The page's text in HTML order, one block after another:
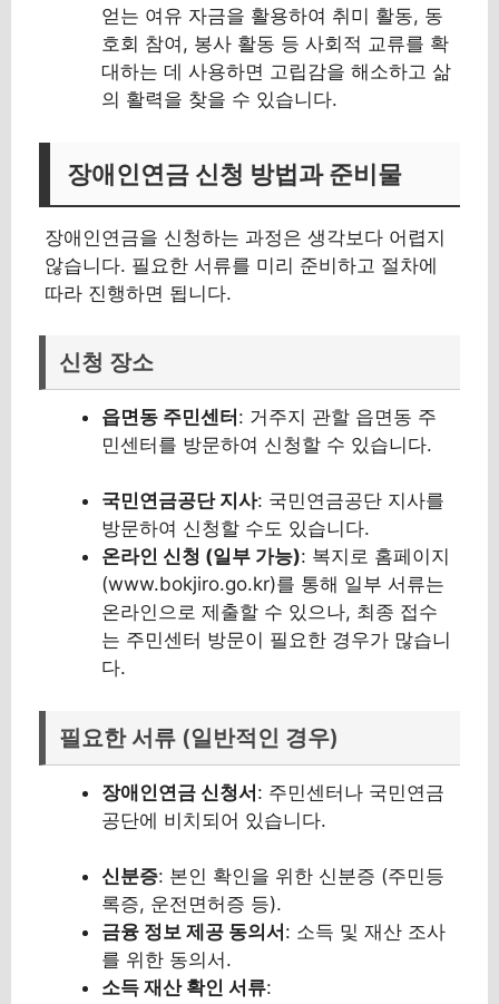
얻는 여유 자금을 활용하여 취미 활동, 동
호회 참여, 봉사 활동 등 사회적 교류를 확
대하는 데 사용하면 고립감을 해소하고 삶
의 활력을 찾을 수 있습니다.
장애인연금 신청 방법과 준비물
장애인연금을 신청하는 과정은 생각보다 어렵지
않습니다. 필요한 서류를 미리 준비하고 절차에
따라 진행하면 됩니다.
신청 장소
읍면동 주민센터: 거주지 관할 읍면동 주
민센터를 방문하여 신청할 수 있습니다.
국민연금공단 지사: 국민연금공단 지사를
방문하여 신청할 수도 있습니다.
온라인 신청 (일부 가능): 복지로 홈페이지
(www.bokjiro.go.kr)를 통해 일부 서류는
온라인으로 제출할 수 있으나, 최종 접수
는 주민센터 방문이 필요한 경우가 많습니
다.
필요한 서류 (일반적인 경우)
장애인연금 신청서: 주민센터나 국민연금
공단에 비치되어 있습니다.
신분증: 본인 확인을 위한 신분증 (주민등
록증, 운전면허증 등).
금융 정보 제공 동의서 : 소득 및 재산 조사
를 위한 동의서.
소득 재산 확인 서류: